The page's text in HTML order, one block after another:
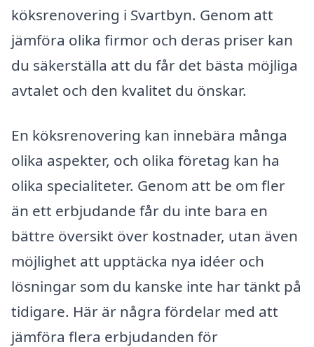
köksrenovering i Svartbyn. Genom att
jämföra olika firmor och deras priser kan
du säkerställa att du får det bästa möjliga
avtalet och den kvalitet du önskar.
En köksrenovering kan innebära många
olika aspekter, och olika företag kan ha
olika specialiteter. Genom att be om fler
än ett erbjudande får du inte bara en
bättre översikt över kostnader, utan även
möjlighet att upptäcka nya idéer och
lösningar som du kanske inte har tänkt på
tidigare. Här är några fördelar med att
jämföra flera erbjudanden för